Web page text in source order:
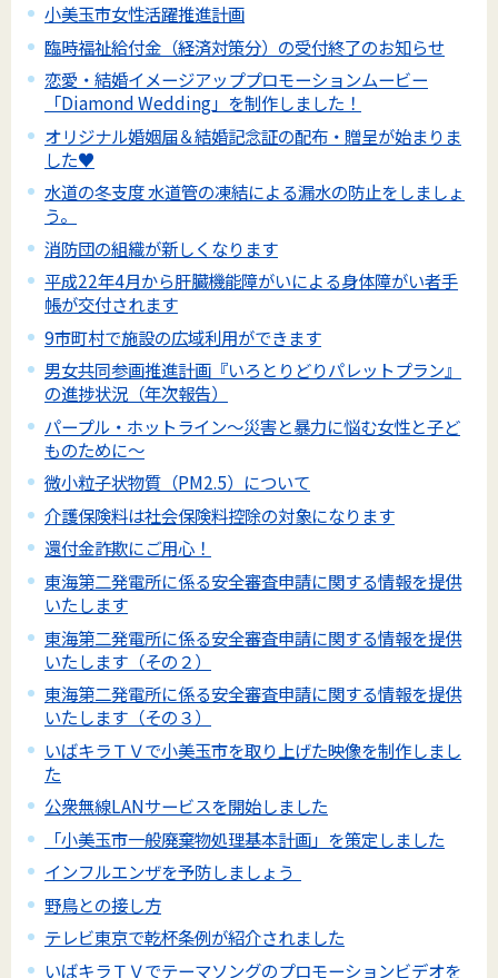
小美玉市女性活躍推進計画
臨時福祉給付金（経済対策分）の受付終了のお知らせ
恋愛・結婚イメージアッププロモーションムービー
「Diamond Wedding」を制作しました！
オリジナル婚姻届＆結婚記念証の配布・贈呈が始まりま
した♥
水道の冬支度 水道管の凍結による漏水の防止をしましょ
う。
消防団の組織が新しくなります
平成22年4月から肝臓機能障がいによる身体障がい者手
帳が交付されます
9市町村で施設の広域利用ができます
男女共同参画推進計画『いろとりどりパレットプラン』
の進捗状況（年次報告）
パープル・ホットライン～災害と暴力に悩む女性と子ど
ものために～
微小粒子状物質（PM2.5）について
介護保険料は社会保険料控除の対象になります
還付金詐欺にご用心！
東海第二発電所に係る安全審査申請に関する情報を提供
いたします
東海第二発電所に係る安全審査申請に関する情報を提供
いたします（その２）
東海第二発電所に係る安全審査申請に関する情報を提供
いたします（その３）
いばキラＴＶで小美玉市を取り上げた映像を制作しまし
た
公衆無線LANサービスを開始しました
「小美玉市一般廃棄物処理基本計画」を策定しました
インフルエンザを予防しましょう
野鳥との接し方
テレビ東京で乾杯条例が紹介されました
いばキラＴＶでテーマソングのプロモーションビデオを